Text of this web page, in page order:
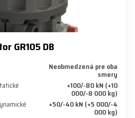
GR105 DB
Neobmedzená pre oba
smery
+100/-80 kN (+10
000/-8 000 kg)
+50/-40 kN (+5 000/-4
000 kg)